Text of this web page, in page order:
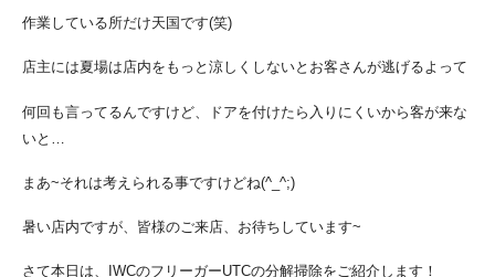
作業している所だけ天国です(笑)
店主には夏場は店内をもっと涼しくしないとお客さんが逃げるよって
何回も言ってるんですけど、ドアを付けたら入りにくいから客が来な
いと…
まあ~それは考えられる事ですけどね(^_^;)
暑い店内ですが、皆様のご来店、お待ちしています~
さて本日は、IWCのフリーガーUTCの分解掃除をご紹介します！